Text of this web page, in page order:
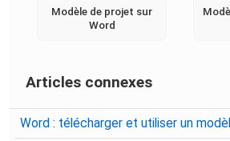
Modèle de projet sur
Word
Articles connexes
Word : télécharger et utiliser un